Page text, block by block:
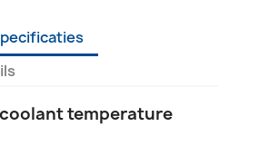
temperature